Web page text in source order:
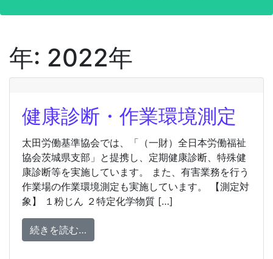
年: 2022年
健康診断・作業環境測定
太田労働基準協会では、「（一財）全日本労働福祉
協会茨城県支部」と提携し、定期健康診断、特殊健
康診断等を実施しています。 また、有害業務を行う
作業場の作業環境測定も実施しています。 【測定対
象】 １粉じん ２特定化学物質 […]
続きを読む…